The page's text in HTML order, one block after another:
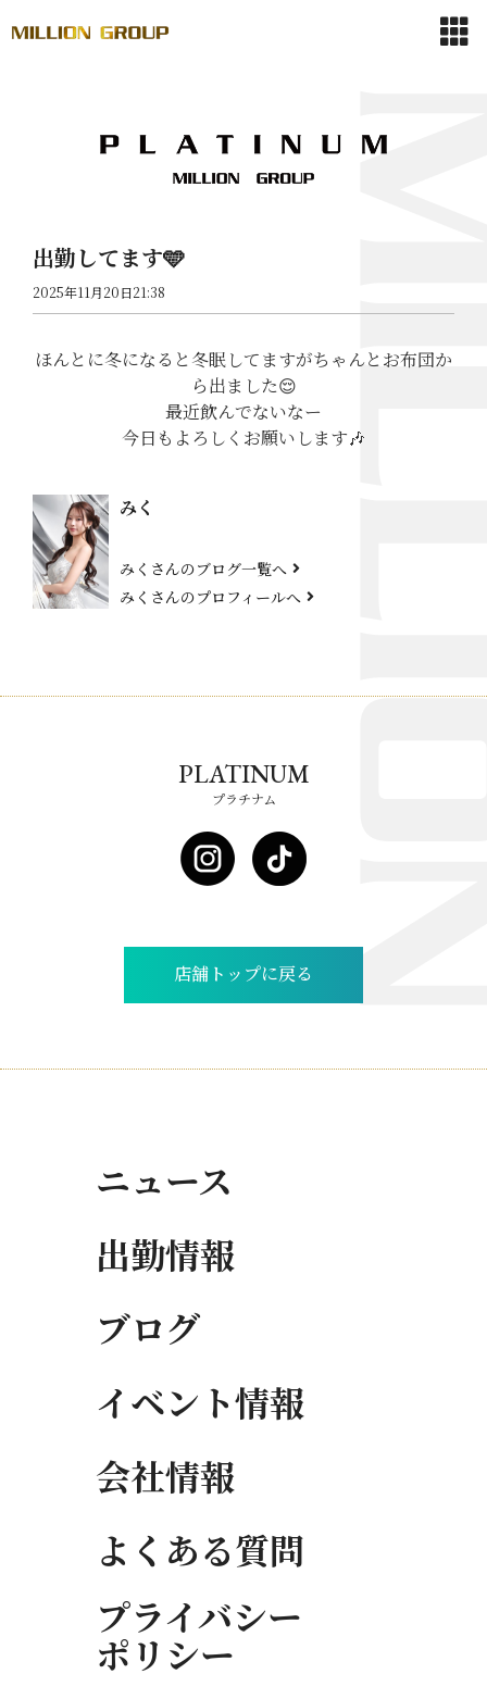
出勤してます🩵
2025年11月20日21:38
ほんとに冬になると冬眠してますがちゃんとお布団か
ら出ました😌
最近飲んでないなー
今日もよろしくお願いします🎶
みく
みくさんのブログ一覧へ
みくさんのプロフィールへ
PLATINUM
プラチナム
店舗トップに戻る
ニュース
出勤情報
ブログ
イベント情報
会社情報
よくある質問
プライバシー
ポリシー